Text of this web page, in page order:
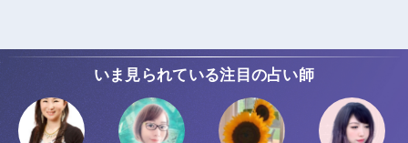
いま見られている注目の占い師